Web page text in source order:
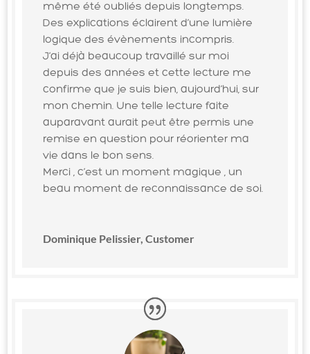
même été oubliés depuis longtemps.
Des explications éclairent d’une lumière
logique des évènements incompris.
J’ai déjà beaucoup travaillé sur moi
depuis des années et cette lecture me
confirme que je suis bien, aujourd’hui, sur
mon chemin. Une telle lecture faite
auparavant aurait peut être permis une
remise en question pour réorienter ma
vie dans le bon sens.
Merci , c’est un moment magique , un
beau moment de reconnaissance de soi.
Dominique Pelissier, Customer